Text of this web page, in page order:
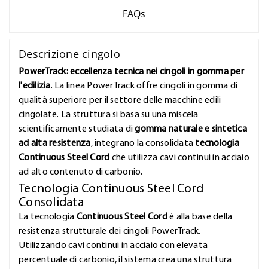
FAQs
Descrizione cingolo
PowerTrack: eccellenza tecnica nei cingoli in gomma per
l'edilizia. La linea PowerTrack offre cingoli in gomma di
qualità superiore per il settore delle macchine edili
cingolate. La struttura si basa su una miscela
scientificamente studiata digomma naturale e sintetica
ad alta resistenza, integrano la consolidata tecnologia
Continuous Steel Cord che utilizza cavi continui in acciaio
ad alto contenuto di carbonio.
Tecnologia Continuous Steel Cord
Consolidata
La tecnologia Continuous Steel Cord è alla base della
resistenza strutturale dei cingoli PowerTrack.
Utilizzando cavi continui in acciaio con elevata
percentuale di carbonio, il sistema crea una struttura